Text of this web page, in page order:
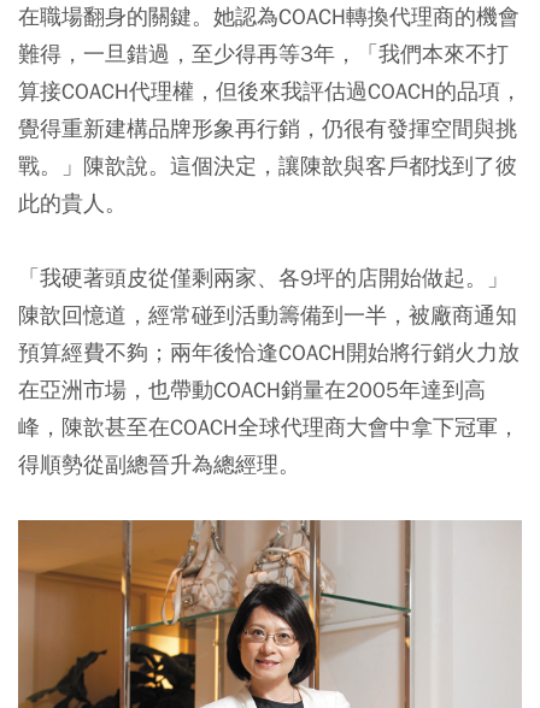
在職場翻身的關鍵。她認為COACH轉換代理商的機會
難得，一旦錯過，至少得再等3年，「我們本來不打
算接COACH代理權，但後來我評估過COACH的品項，
覺得重新建構品牌形象再行銷，仍很有發揮空間與挑
戰。」陳歆說。這個決定，讓陳歆與客戶都找到了彼
此的貴人。
「我硬著頭皮從僅剩兩家、各9坪的店開始做起。」
陳歆回憶道，經常碰到活動籌備到一半，被廠商通知
預算經費不夠；兩年後恰逢COACH開始將行銷火力放
在亞洲市場，也帶動COACH銷量在2005年達到高
峰，陳歆甚至在COACH全球代理商大會中拿下冠軍，
得順勢從副總晉升為總經理。